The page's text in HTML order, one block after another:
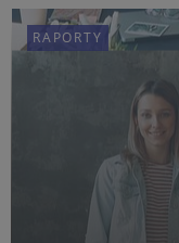
przejrzystości
kandydatów w za...
czynników
RAPORTY
RAPORTY
RAPORTY